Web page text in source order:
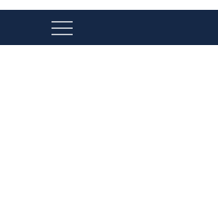
Menu